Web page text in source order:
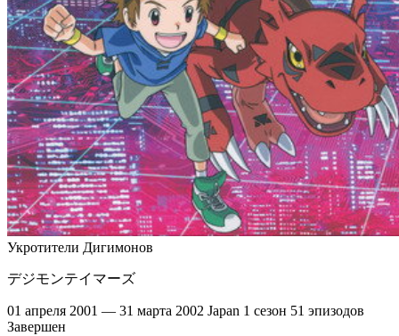
Укротители Дигимонов
デジモンテイマーズ
01 апреля 2001 — 31 марта 2002 Japan 1 сезон 51 эпизодов
Завершен